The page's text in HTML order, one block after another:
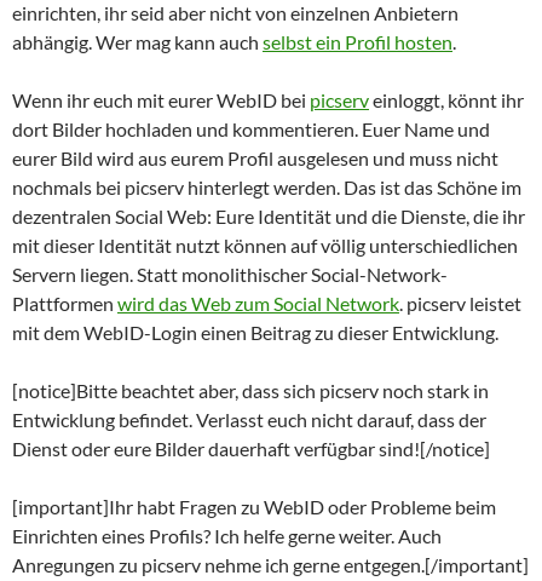
einrichten, ihr seid aber nicht von einzelnen Anbietern
abhängig. Wer mag kann auch selbst ein Profil hosten.
Wenn ihr euch mit eurer WebID bei picserveinloggt, könnt ihr
dort Bilder hochladen und kommentieren. Euer Name und
eurer Bild wird aus eurem Profil ausgelesen und muss nicht
nochmals bei picserv hinterlegt werden. Das ist das Schöne im
dezentralen Social Web: Eure Identität und die Dienste, die ihr
mit dieser Identität nutzt können auf völlig unterschiedlichen
Servern liegen. Statt monolithischer Social-Network-
Plattformen wird das Web zum Social Network. picserv leistet
mit dem WebID-Login einen Beitrag zu dieser Entwicklung.
[notice]Bitte beachtet aber, dass sich picserv noch stark in
Entwicklung befindet. Verlasst euch nicht darauf, dass der
Dienst oder eure Bilder dauerhaft verfügbar sind![/notice]
[important]Ihr habt Fragen zu WebID oder Probleme beim
Einrichten eines Profils? Ich helfe gerne weiter. Auch
Anregungen zu picserv nehme ich gerne entgegen.[/important]